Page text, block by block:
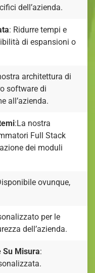
dell’azienda.
: Ridurre tempi e
di espansioni o
architettura di
software di
all’azienda.
:La nostra
Full Stack
dei moduli
ovunque,
per le
dell’azienda.
Su Misura: